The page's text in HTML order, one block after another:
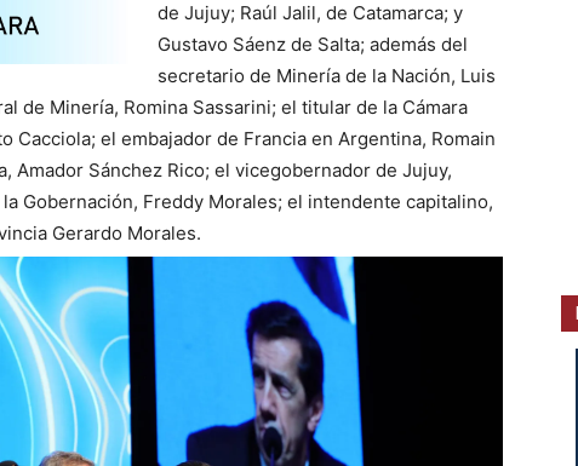
de Jujuy; Raúl Jalil, de Catamarca; y
Gustavo Sáenz de Salta; además del
secretario de Minería de la Nación, Luis
de Minería, Romina Sassarini; el titular de la Cámara
Cacciola; el embajador de Francia en Argentina, Romain
Amador Sánchez Rico; el vicegobernador de Jujuy,
Gobernación, Freddy Morales; el intendente capitalino,
Gerardo Morales.